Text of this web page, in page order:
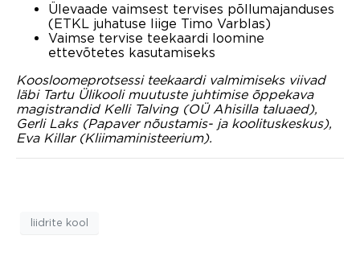
Ülevaade vaimsest tervises põllumajanduses
(ETKL juhatuse liige Timo Varblas)
Vaimse tervise teekaardi loomine
ettevõtetes kasutamiseks
Koosloomeprotsessi teekaardi valmimiseks viivad
läbi Tartu Ülikooli muutuste juhtimise õppekava
magistrandid Kelli Talving (OÜ Ahisilla taluaed),
Gerli Laks (Papaver nõustamis- ja koolituskeskus),
Eva Killar (Kliimaministeerium).
liidrite kool